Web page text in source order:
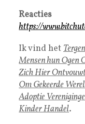
Reacties
https://
Ik vind het
Mensen hun Ogen
Zich Hier
Om Gekeerde
Adoptie
Kinder Handel.